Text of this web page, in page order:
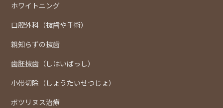
ホワイトニング
口腔外科（抜歯や手術）
親知らずの抜歯
歯胚抜歯（しはいばっし）
小帯切除（しょうたいせつじょ）
ボツリヌス治療